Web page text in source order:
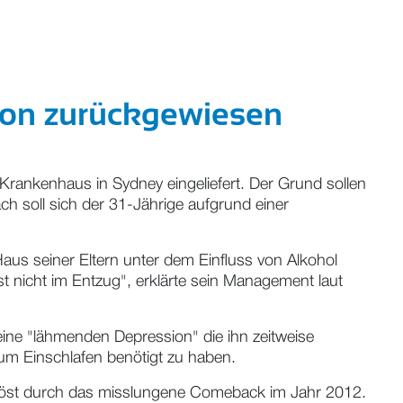
zurückgewiesen
in Sydney eingeliefert. Der Grund sollen
soll sich der 31-Jährige aufgrund einer
seiner Eltern unter dem Einfluss von Alkohol
nicht im Entzug", erklärte sein Management laut
"lähmenden Depression" die ihn zeitweise
Einschlafen benötigt zu haben.
durch das misslungene Comeback im Jahr 2012.